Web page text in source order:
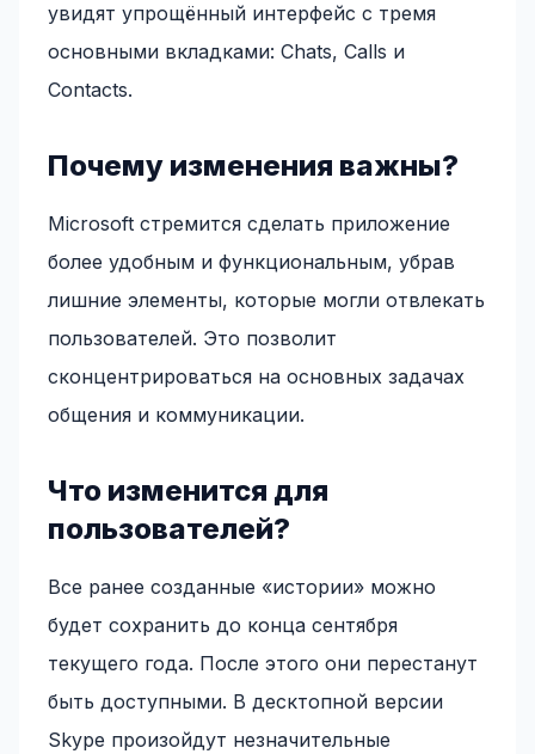
увидят упрощённый интерфейс с тремя
основными вкладками: Chats, Calls и
Contacts.
Почему изменения важны?
Microsoft стремится сделать приложение
более удобным и функциональным, убрав
лишние элементы, которые могли отвлекать
пользователей. Это позволит
сконцентрироваться на основных задачах
общения и коммуникации.
Что изменится для
пользователей?
Все ранее созданные «истории» можно
будет сохранить до конца сентября
текущего года. После этого они перестанут
быть доступными. В десктопной версии
Skype произойдут незначительные